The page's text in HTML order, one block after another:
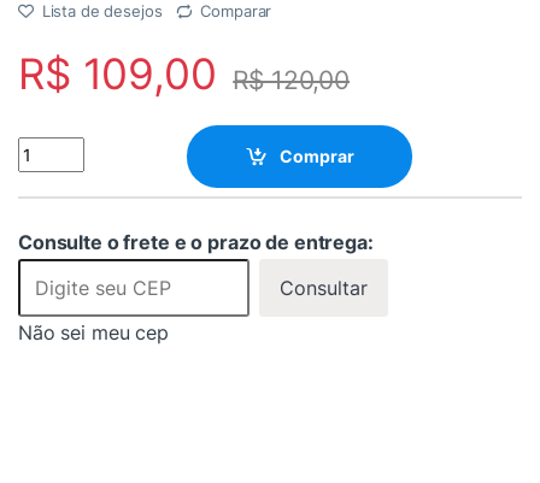
Lista de desejos Comparar
R$ 109,00 R$120,00
Câmera dome 4 em 1 SIGMA-M2420- AITEK quantity
Comprar
Consulte o frete e o prazo de entrega:
Consultar
Não sei meu cep